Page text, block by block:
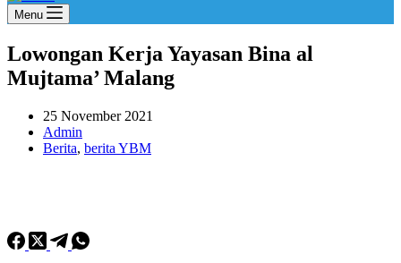
Menu
Lowongan Kerja Yayasan Bina al
Mujtama’ Malang
25 November 2021
Admin
Berita, berita YBM